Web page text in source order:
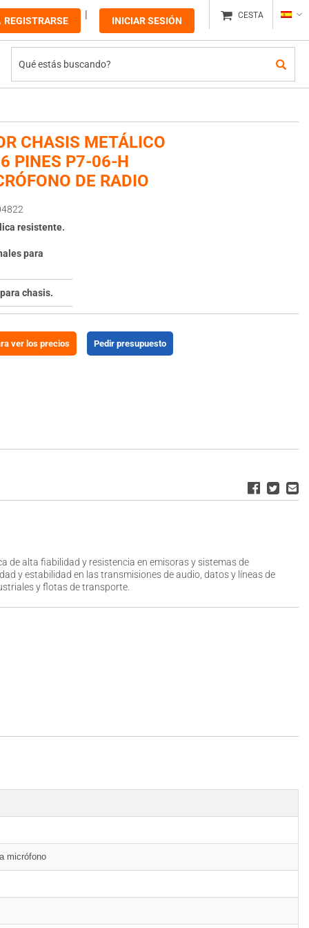
REGISTRARSE INICIAR SESIÓN CESTA
CHASIS METÁLICO
PINES P7-06-H
DE RADIO
resistente.
para
chasis.
ver los precios Pedir presupuesto
de alta fiabilidad y resistencia en emisoras y sistemas de
y estabilidad en las transmisiones de audio, datos y líneas de
y flotas de transporte.
micrófono